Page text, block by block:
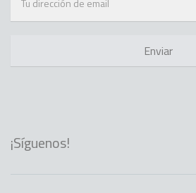
¡Síguenos!